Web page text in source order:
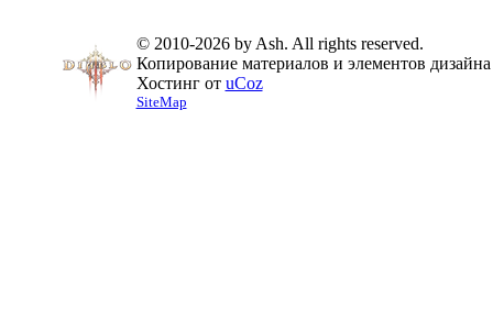
© 2010-2026 by Ash. All rights reserved.
Копирование материалов и элементов
Хостинг от uCoz
SiteMap